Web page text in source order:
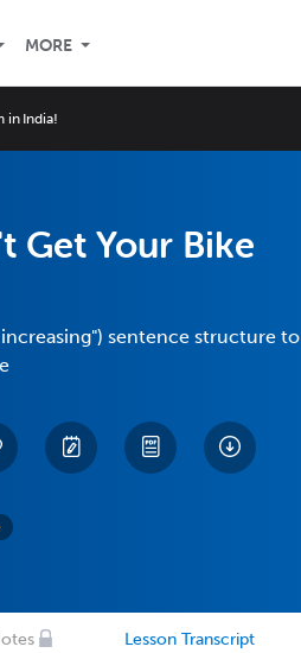
MORE
in India!
Get Your Bike
sentence structure to
Lesson Transcript